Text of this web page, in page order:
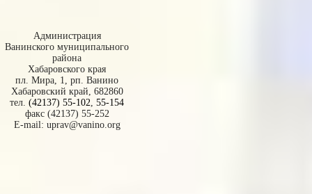
Администрация
Ванинского муниципального
района
Хабаровского края
пл. Мира, 1, рп. Ванино
Хабаровский край, 682860
тел. (42137) 55-102 55-154
факс (42137) 55-252
E-mail: uprav@vanino.org